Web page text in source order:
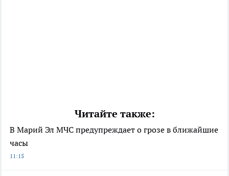
Читайте также:
В Марий Эл МЧС предупреждает о грозе в ближайшие
часы
11:15